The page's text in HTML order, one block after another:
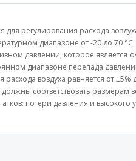
для регулирования расхода
диапазоне от -20 до 70
давлении, которое является
диапазоне перепада
расхода воздуха равняется от
соответствовать размерам
потери давления и высокого